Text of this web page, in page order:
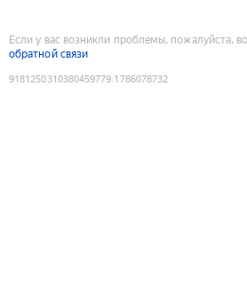
Если у вас возникли проблемы, пожалуйста,
обратной связи
9181250310380459779:1786078732